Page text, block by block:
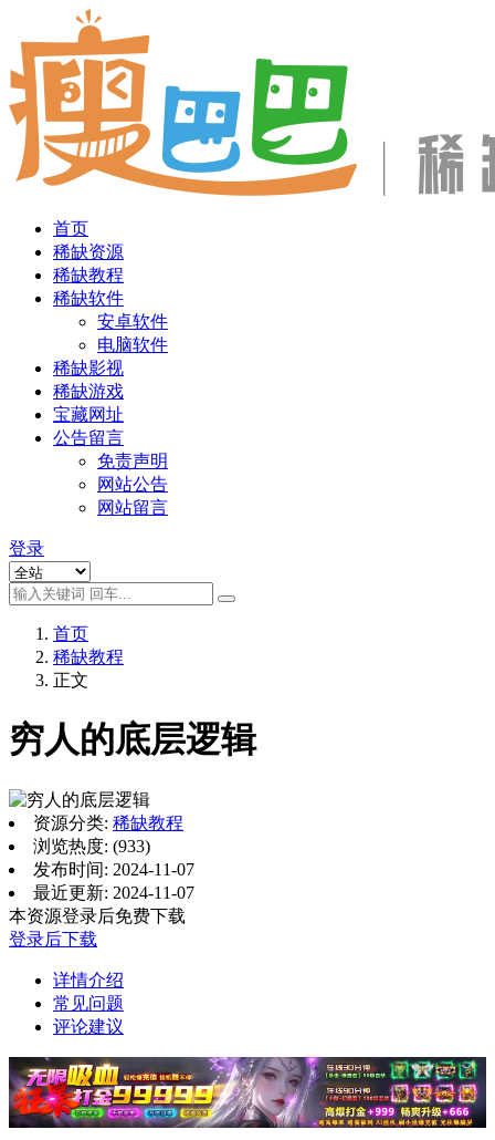
首页
稀缺资源
稀缺教程
稀缺软件
安卓软件
电脑软件
稀缺影视
稀缺游戏
宝藏网址
公告留言
免责声明
网站公告
网站留言
登录
首页
稀缺教程
正文
穷人的底层逻辑
资源分类: 稀缺教程
浏览热度: (933)
发布时间: 2024-11-07
最近更新: 2024-11-07
本资源登录后免费下载
登录后下载
详情介绍
常见问题
评论建议